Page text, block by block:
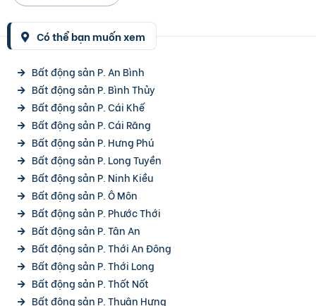
Có thể bạn muốn xem
Bất động sản P. An Bình
Bất động sản P. Bình Thủy
Bất động sản P. Cái Khế
Bất động sản P. Cái Răng
Bất động sản P. Hưng Phú
Bất động sản P. Long Tuyền
Bất động sản P. Ninh Kiều
Bất động sản P. Ô Môn
Bất động sản P. Phước Thới
Bất động sản P. Tân An
Bất động sản P. Thới An Đông
Bất động sản P. Thới Long
Bất động sản P. Thốt Nốt
Bất động sản P. Thuận Hưng